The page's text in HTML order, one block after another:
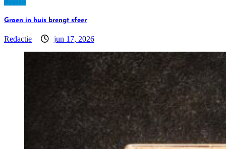
Groen in huis brengt sfeer
Redactie jun 17, 2026